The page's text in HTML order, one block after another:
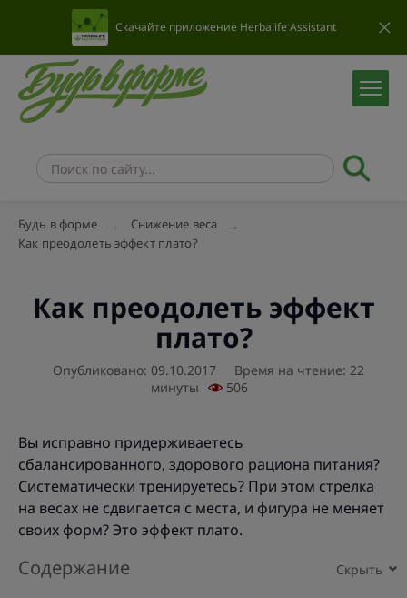
Скачайте приложение Herbalife Assistant
Будь в форме
Снижение веса
Как преодолеть эффект плато?
Как преодолеть эффект
плато?
Опубликовано: 09.10.2017
Время на чтение: 22
минуты
506
Вы исправно придерживаетесь
сбалансированного, здорового рациона питания?
Систематически тренируетесь? При этом стрелка
на весах не сдвигается с места, и фигура не меняет
своих форм? Это эффект плато.
Содержание